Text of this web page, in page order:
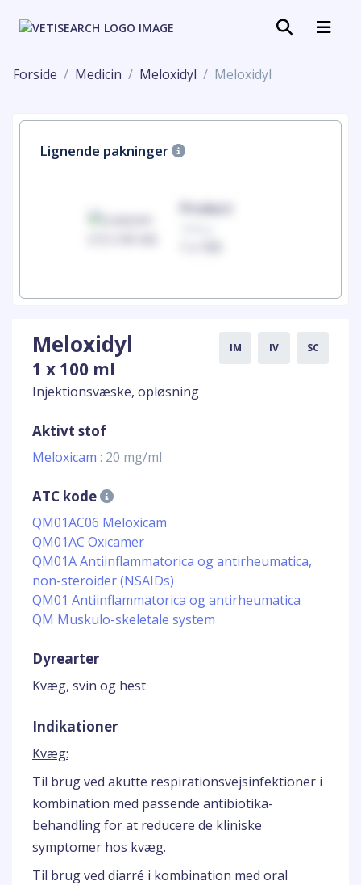
Forside Medicin Meloxidyl Meloxidyl
Lignende pakninger
Product
Meloxidyl
1 x 100 ml
Injektionsvæske, opløsning
IM IV SC
Aktivt stof
Meloxicam : 20 mg/ml
ATC kode
QM01AC06 Meloxicam
QM01AC Oxicamer
QM01A Antiinflammatorica og antirheumatica,
non-steroider (NSAIDs)
QM01 Antiinflammatorica og antirheumatica
QM Muskulo-skeletale system
Dyrearter
Kvæg, svin og hest
Indikationer
Kvæg:
Til brug ved akutte respirationsvejsinfektioner i
kombination med passende antibiotika-
behandling for at reducere de kliniske
symptomer hos kvæg.
Til brug ved diarré i kombination med oral